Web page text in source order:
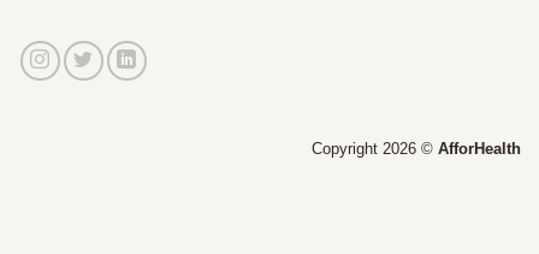
Copyright 2026 © AfforHealth